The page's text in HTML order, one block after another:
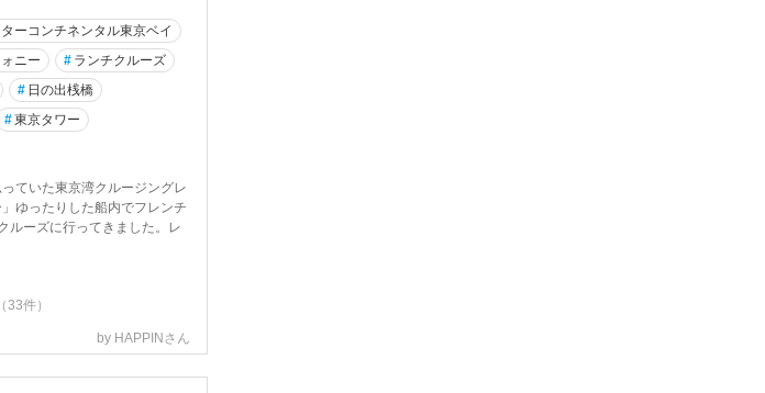
ーコンチネンタル東京ベイ
ニー # ランチクルーズ
# 日の出桟橋
#東京タワー
ていた東京湾クルージングレ
ゆったりした船内でフレンチ
ルーズに行ってきました。レ
33件）
by HAPPINさん